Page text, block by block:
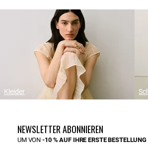
Kleider
NEWSLETTER ABONNIEREN
UM VON-10 % AUF IHRE ERSTE